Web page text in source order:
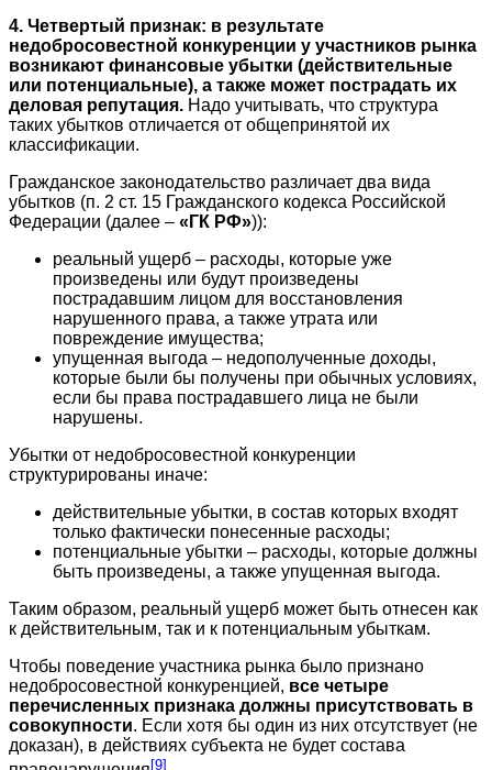
4. Четвертый признак: в результате
недобросовестной конкуренции у участников рынка
возникают финансовые убытки (действительные
или потенциальные), а также может пострадать их
деловая репутация. Надо учитывать, что структура
таких убытков отличается от общепринятой их
классификации.
Гражданское законодательство различает два вида
убытков (п. 2 ст. 15 Гражданского кодекса Российской
Федерации (далее – «ГК РФ»)):
реальный ущерб – расходы, которые уже
произведены или будут произведены
пострадавшим лицом для восстановления
нарушенного права, а также утрата или
повреждение имущества;
упущенная выгода – недополученные доходы,
которые были бы получены при обычных условиях,
если бы права пострадавшего лица не были
нарушены.
Убытки от недобросовестной конкуренции
структурированы иначе:
действительные убытки, в состав которых входят
только фактически понесенные расходы;
потенциальные убытки – расходы, которые должны
быть произведены, а также упущенная выгода.
Таким образом, реальный ущерб может быть отнесен как
к действительным, так и к потенциальным убыткам.
Чтобы поведение участника рынка было признано
недобросовестной конкуренцией, все четыре
перечисленных признака должны присутствовать в
совокупности. Если хотя бы один из них отсутствует (не
доказан), в действиях субъекта не будет состава
[9]